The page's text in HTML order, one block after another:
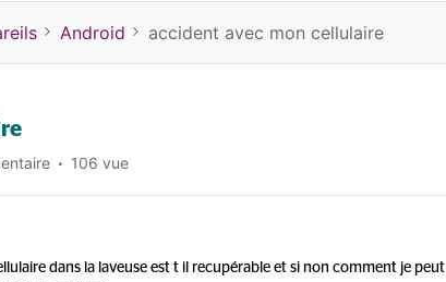
Android accident avec mon cellulaire
106 vue
dans la laveuse est t il recupérable et si non comment je peut